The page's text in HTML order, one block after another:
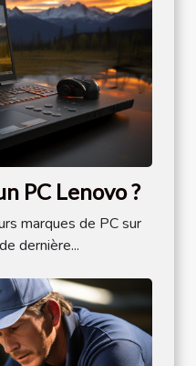
PC Lenovo ?
marques de PC sur
dernière...